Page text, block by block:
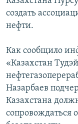
создать
нефти.
Как сообщило
«Казахстан
Назарбаев
Казахстана
сопровождаться